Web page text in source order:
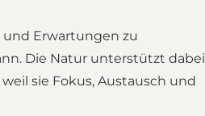
und Erwartungen zu
Die Natur unterstützt dabei
sie Fokus, Austausch und